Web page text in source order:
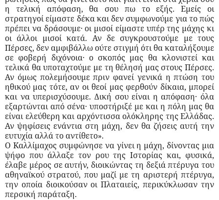
η τελική απόφαση, θα σου πω το εξής. Εμείς οι
στρατηγοί είμαστε δέκα και δεν συμφωνούμε για το πώς
πρέπει να δράσουμε· οι μισοί είμαστε υπέρ της μάχης κι
οι άλλοι μισοί κατά. Αν δε συγκρουστούμε με τους
Πέρσες, δεν αμφιβάλλω ούτε στιγμή ότι θα καταλήξουμε
σε φοβερή διχόνοια· ο σκοπός μας θα κλονιστεί και
τελικά θα υποταχτούμε με τη θέλησή μας στους Πέρσες.
Αν όμως πολεμήσουμε πριν φανεί γενικά η πτώση του
ηθικού μας τότε, αν οι θεοί μας φερθούν δίκαια, μπορεί
και να υπερισχύσουμε. Δική σου είναι η απόφαση· όλα
εξαρτώνται από σένα· υποστήριξέ με και η πόλη μας θα
είναι ελεύθερη και αρχόντισσα ολόκληρης της Ελλάδας.
Αν ψηφίσεις ενάντια στη μάχη, δεν θα ζήσεις αυτή την
ευτυχία αλλά το αντίθετο».
Ο Καλλίμαχος συμφώνησε να γίνει η μάχη, δίνοντας μια
ψήφο που άλλαξε τον ρου της Ιστορίας και, φυσικά,
έλαβε μέρος σε αυτήν, διοικώντας τη δεξιά πτέρυγα του
αθηναϊκού στρατού, που μαζί με τη αριστερή πτέρυγα,
την οποία διοικούσαν οι Πλαταιείς, περικύκλωσαν την
περσική παράταξη.